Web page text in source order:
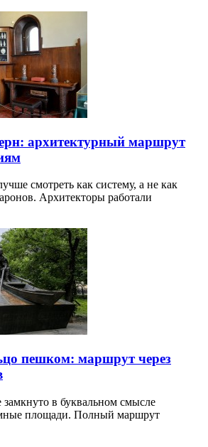
архитектурный маршрут
смотреть как систему, а не как
Архитекторы работали
пешком: маршрут через
замкнуто в буквальном смысле
площади. Полный маршрут